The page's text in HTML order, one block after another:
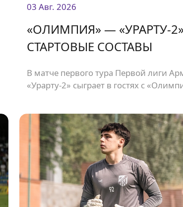
03 Авг. 2026
«ОЛИМПИЯ» — «УРАРТУ-
СТАРТОВЫЕ СОСТАВЫ
В матче первого тура Первой лиги
«Урарту-2» сыграет в гостях с